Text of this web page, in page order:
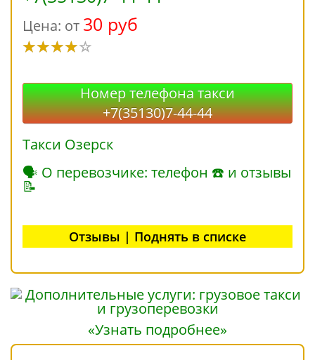
Цена: от 30 руб
Номер телефона такси
+7(35130)7-44-44
Такси Озерск
🗣 О перевозчике: телефон ☎ и отзывы
📝
Отзывы | Поднять в списке
«Узнать подробнее»